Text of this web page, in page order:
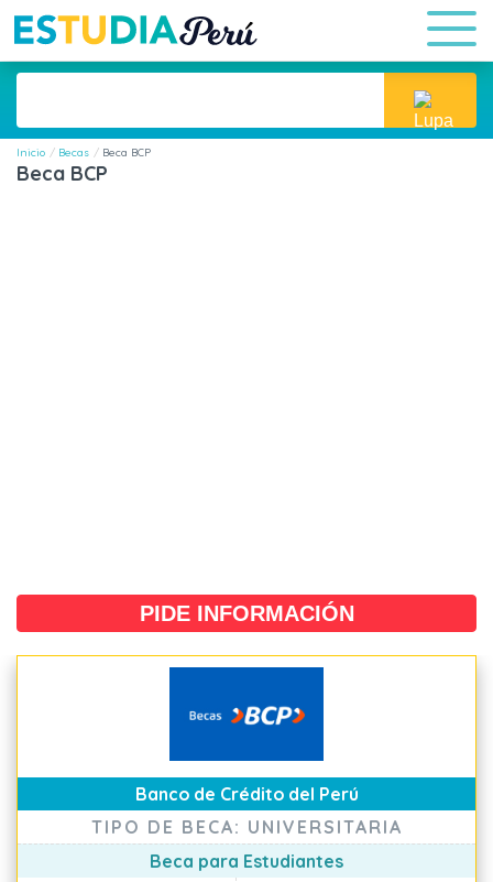
Inicio Becas Beca BCP
Beca BCP
PIDE INFORMACIÓN
Banco de Crédito del Perú
TIPO DE BECA: UNIVERSITARIA
Beca para Estudiantes